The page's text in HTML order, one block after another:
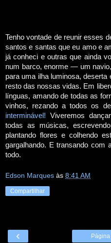
Tenho vontade de reunir esses
santos e santas que eu amo e
já conheci e outras que ainda
num barco, enorme — um
para uma ilha luminosa,
resto das nossas vidas. Em
línguas, amando de todas as
vinhos, rezando a todos os
interminável! Viveremos
todas as músicas,
plantando flores e colhendo
gargalhando. E transando
todo.
Edson Marques às 8:41 AM
Compartilhar
‹